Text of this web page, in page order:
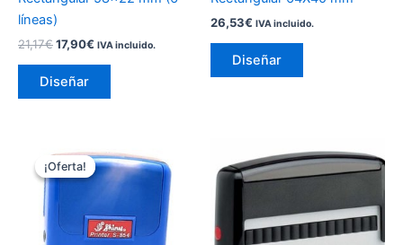
líneas)
21,17€17,90€ IVA incluido.
Diseñar
de
26,53€ IVA incluido.
Diseñar
página
¡Oferta!
¡Oferta!
precio
original
20,16€.
precio
actual
producto
tiene
múltiples
variantes.
de
precios:
22,28€
hasta
23,35€
Este
producto
múltiples
variantes.